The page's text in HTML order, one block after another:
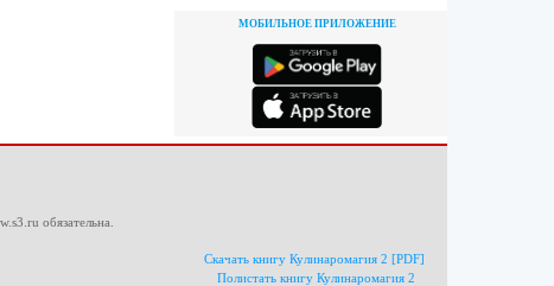
Скачать книгу Кулинаромагия 2 [PDF]
Полистать книгу Кулинаромагия 2
МОБИЛЬНОЕ ПРИЛОЖЕНИЕ
обязательна.